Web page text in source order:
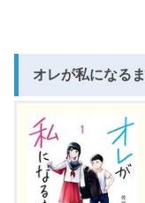
オレが私になる